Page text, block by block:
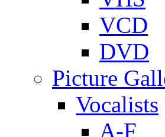
VCD
DVD
Picture
Vocalists
A-F